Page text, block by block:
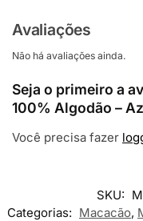
Avaliações
Não há avaliações ainda.
Seja o primeiro a
100% Algodão –
Você precisa fazer
SKU:
Categorias: Macacão,